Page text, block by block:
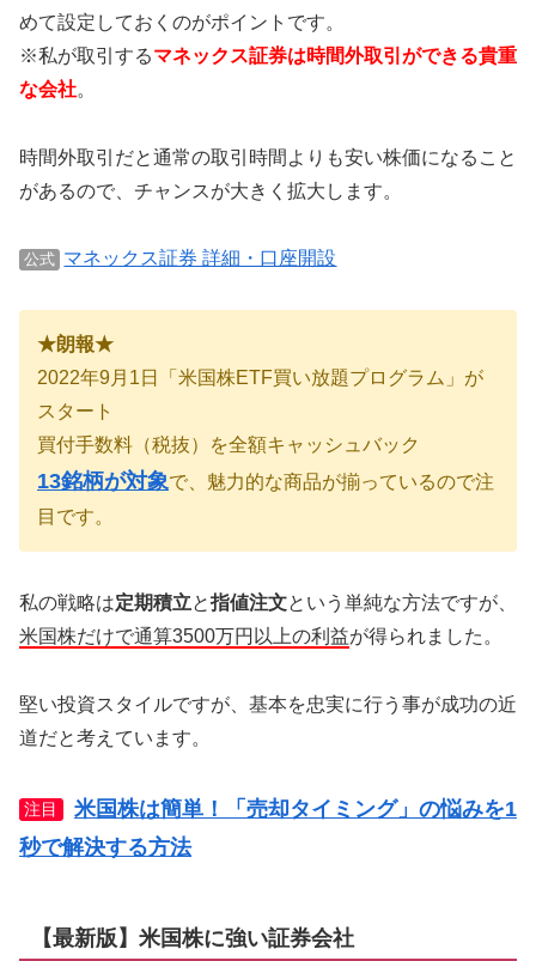
めて設定しておくのがポイントです。
※私が取引するマネックス証券は時間外取引ができる貴重
な会社。
時間外取引だと通常の取引時間よりも安い株価になること
があるので、チャンスが大きく拡大します。
公式 マネックス証券 詳細・口座開設
★朗報★
2022年9月1日「米国株ETF買い放題プログラム」が
スタート
買付手数料（税抜）を全額キャッシュバック
13銘柄が対象で、魅力的な商品が揃っているので注
目です。
私の戦略は定期積立と指値注文という単純な方法ですが、
米国株だけで通算3500万円以上の利益が得られました。
堅い投資スタイルですが、基本を忠実に行う事が成功の近
道だと考えています。
注目
米国株は簡単！「売却タイミング」の悩みを1
秒で解決する方法
【最新版】米国株に強い証券会社